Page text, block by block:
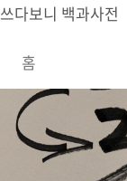
본문 바로가기
쓰다보니 백과사전
홈